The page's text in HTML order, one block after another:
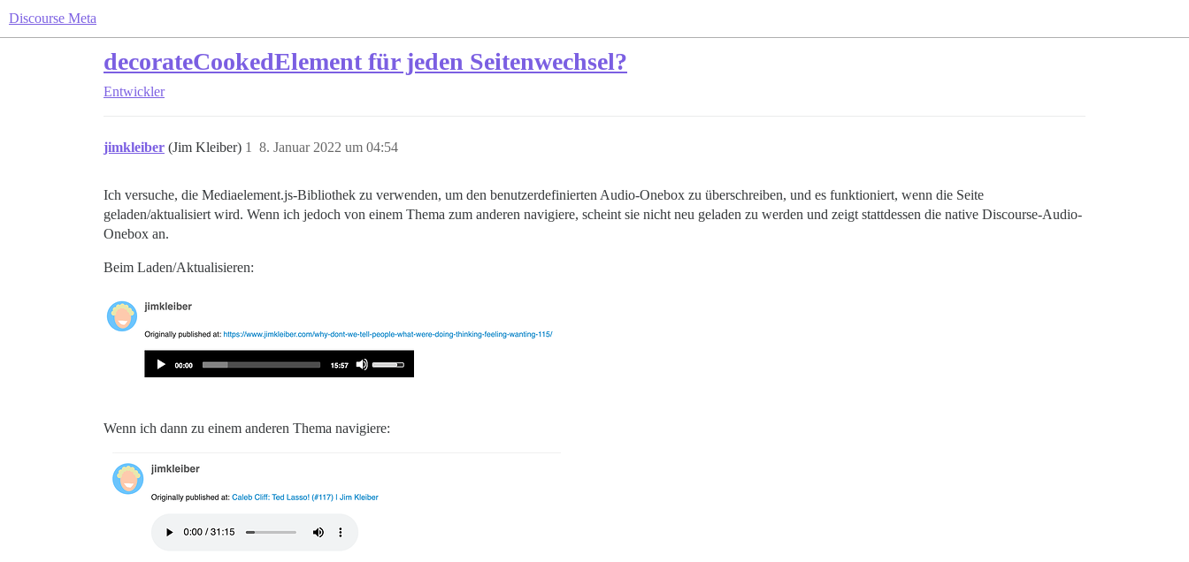
Discourse Meta
decorateCookedElement für jeden Seitenwechsel?
Entwickler
jimkleiber (Jim Kleiber) 8. Januar 2022 um 04:54
1
Ich versuche, die Mediaelement.js-Bibliothek zu verwenden, um den benutzerdefinierten Audio-Onebox zu überschreiben, und es funktioniert, wenn die Seite
geladen/aktualisiert wird. Wenn ich jedoch von einem Thema zum anderen navigiere, scheint sie nicht neu geladen zu werden und zeigt stattdessen die native Discourse-Audio-
Onebox an.
Beim Laden/Aktualisieren:
Wenn ich dann zu einem anderen Thema navigiere: